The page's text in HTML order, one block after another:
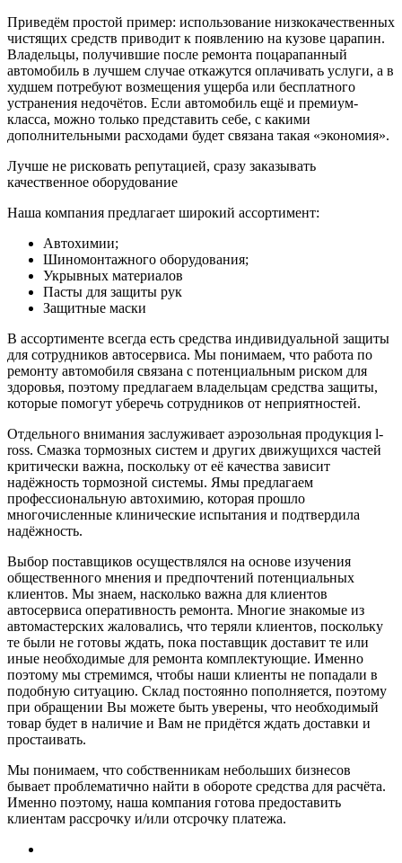
Приведём простой пример: использование низкокачественных
чистящих средств приводит к появлению на кузове царапин.
Владельцы, получившие после ремонта поцарапанный
автомобиль в лучшем случае откажутся оплачивать услуги, а в
худшем потребуют возмещения ущерба или бесплатного
устранения недочётов. Если автомобиль ещё и премиум-
класса, можно только представить себе, с какими
дополнительными расходами будет связана такая «экономия».
Лучше не рисковать репутацией, сразу заказывать
качественное оборудование
Наша компания предлагает широкий ассортимент:
Автохимии;
Шиномонтажного оборудования;
Укрывных материалов
Пасты для защиты рук
Защитные маски
В ассортименте всегда есть средства индивидуальной защиты
для сотрудников автосервиса. Мы понимаем, что работа по
ремонту автомобиля связана с потенциальным риском для
здоровья, поэтому предлагаем владельцам средства защиты,
которые помогут уберечь сотрудников от неприятностей.
Отдельного внимания заслуживает аэрозольная продукция l-
ross. Смазка тормозных систем и других движущихся частей
критически важна, поскольку от её качества зависит
надёжность тормозной системы. Ямы предлагаем
профессиональную автохимию, которая прошло
многочисленные клинические испытания и подтвердила
надёжность.
Выбор поставщиков осуществлялся на основе изучения
общественного мнения и предпочтений потенциальных
клиентов. Мы знаем, насколько важна для клиентов
автосервиса оперативность ремонта. Многие знакомые из
автомастерских жаловались, что теряли клиентов, поскольку
те были не готовы ждать, пока поставщик доставит те или
иные необходимые для ремонта комплектующие. Именно
поэтому мы стремимся, чтобы наши клиенты не попадали в
подобную ситуацию. Склад постоянно пополняется, поэтому
при обращении Вы можете быть уверены, что необходимый
товар будет в наличие и Вам не придётся ждать доставки и
простаивать.
Мы понимаем, что собственникам небольших бизнесов
бывает проблематично найти в обороте средства для расчёта.
Именно поэтому, наша компания готова предоставить
клиентам рассрочку и/или отсрочку платежа.